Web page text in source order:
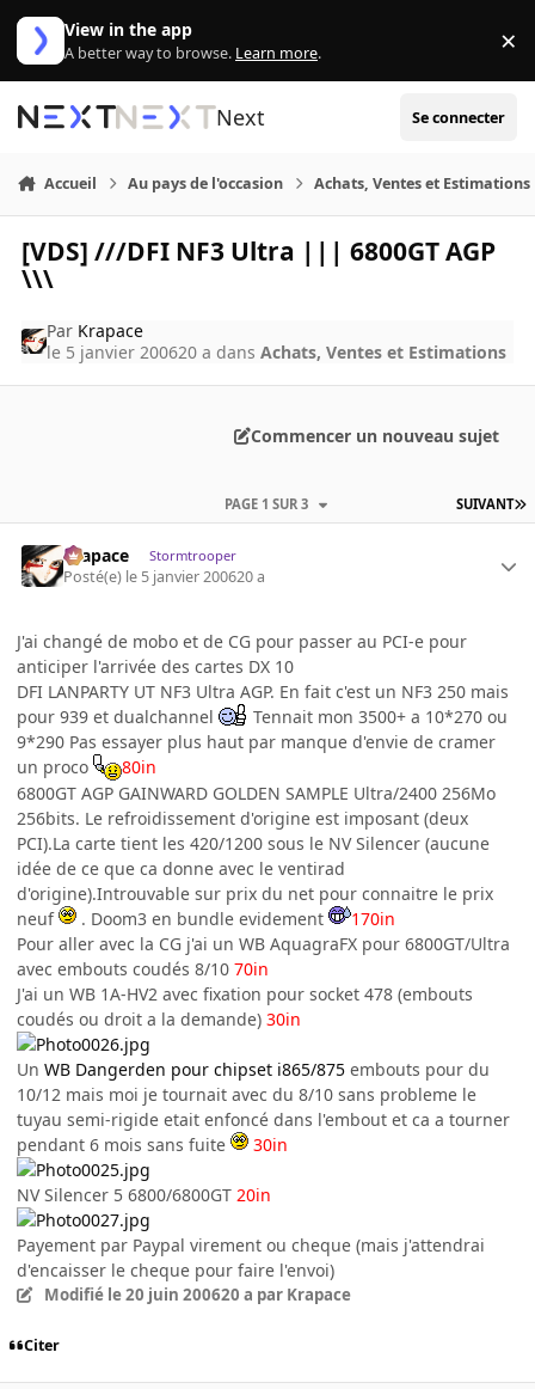
Aller au contenu
View in the app
A better way to browse. Learn more. ×
Next Se connecter
Accueil Au pays de l'occasion Achats, Ventes et Estimations
[VDS] ///DFI NF3 Ultra ||| 6800GT AGP
\\\
Par Krapace
le 5 janvier 200620 a dansAchats, Ventes et Estimations
Commencer un nouveau sujet
SUIVANT
PAGE 1 SUR 3
Krapace Stormtrooper
Posté(e) le 5 janvier 200620 a
J'ai changé de mobo et de CG pour passer au PCI-e pour
anticiper l'arrivée des cartes DX 10
DFI LANPARTY UT NF3 Ultra AGP. En fait c'est un NF3 250 mais
pour 939 et dualchannel
Tennait mon 3500+ a 10*270 ou
9*290 Pas essayer plus haut par manque d'envie de cramer
un proco
80in
6800GT AGP GAINWARD GOLDEN SAMPLE Ultra/2400 256Mo
256bits. Le refroidissement d'origine est imposant (deux
PCI).La carte tient les 420/1200 sous le NV Silencer (aucune
idée de ce que ca donne avec le ventirad
d'origine).Introuvable sur prix du net pour connaitre le prix
neuf
. Doom3 en bundle evidement
170in
Pour aller avec la CG j'ai un WB AquagraFX pour 6800GT/Ultra
avec embouts coudés 8/10 70in
J'ai un WB 1A-HV2 avec fixation pour socket 478 (embouts
coudés ou droit a la demande) 30in
Un WB Dangerden pour chipset i865/875 embouts pour du
10/12 mais moi je tournait avec du 8/10 sans probleme le
tuyau semi-rigide etait enfoncé dans l'embout et ca a tourner
pendant 6 mois sans fuite
30in
NV Silencer 5 6800/6800GT 20in
Payement par Paypal virement ou cheque (mais j'attendrai
d'encaisser le cheque pour faire l'envoi)
Modifié le 20 juin 200620 a par Krapace
Citer